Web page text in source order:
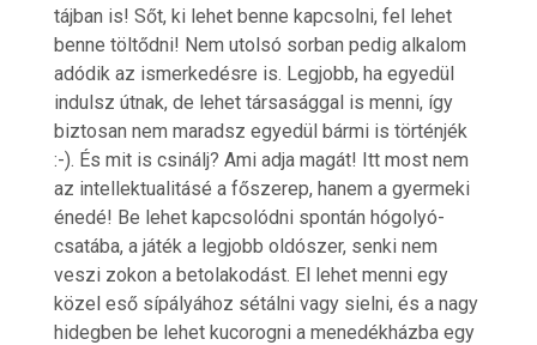
tájban is! Sőt, ki lehet benne kapcsolni, fel lehet
benne töltődni! Nem utolsó sorban pedig alkalom
adódik az ismerkedésre is. Legjobb, ha egyedül
indulsz útnak, de lehet társasággal is menni, így
biztosan nem maradsz egyedül bármi is történjék
:-). És mit is csinálj? Ami adja magát! Itt most nem
az intellektualitásé a főszerep, hanem a gyermeki
énedé! Be lehet kapcsolódni spontán hógolyó-
csatába, a játék a legjobb oldószer, senki nem
veszi zokon a betolakodást. El lehet menni egy
közel eső sípályához sétálni vagy sielni, és a nagy
hidegben be lehet kucorogni a menedékházba egy